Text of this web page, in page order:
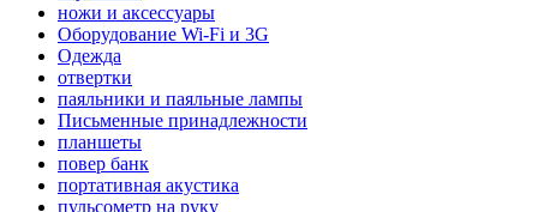
ножи и аксессуары
Оборудование Wi-Fi и 3G
Одежда
отвертки
паяльники и паяльные лампы
Письменные принадлежности
планшеты
повер банк
портативная акустика
пульсометр на руку